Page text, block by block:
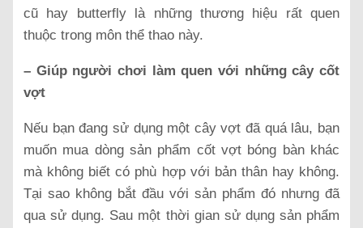
cũ hay butterfly là những thương hiệu rất quen
thuộc trong môn thể thao này.
– Giúp người chơi làm quen với những cây cốt
vợt
Nếu bạn đang sử dụng một cây vợt đã quá lâu, bạn
muốn mua dòng sản phẩm cốt vợt bóng bàn khác
mà không biết có phù hợp với bản thân hay không.
Tại sao không bắt đầu với sản phẩm đó nhưng đã
qua sử dụng. Sau một thời gian sử dụng sản phẩm